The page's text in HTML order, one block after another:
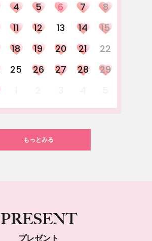
4 5 6 7
8
11 12 13 14
15
18 19 20 21
22
25 26 27 28
29
もっとみる
PRESENT
プレゼント